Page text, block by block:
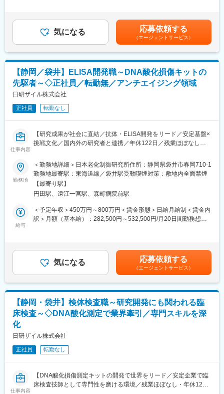
■当社について：
医療機関から依頼され1日30数万もの検体検査を手掛ける臨床検
査最大手企業です。全国の基幹病院やクリニック等医療機関より
お預かりする検査領域は4,000項目以上。臨床検査事業を中心に医
療の向上に努め特殊検査・研究検査までを網羅する総合ラボとし
て設立以来高い評価を得ています。
さらに、臨床検査事業の他にも医療情報システム事業（電子カル
テ）など「医療」×「情報」の未来を創る企業として人と健康に貢
・売掛金管理
・研究所で発生する費用処理
・備品や設備の発注・管理など総務業務
・給与計算、固定資産管理
・海外子会社の決算サポート
～こんな方におススメ！～
◇安定基盤で腰を据えて働きたい方
◇経理スキルを広げキャリアを積みたい方
◇社会貢献性ある事業を支えたい方
■組織構成
・事務：1名（補助）
・落ち着いた雰囲気で、協力体制が整った環境です。
■同ポジションの魅力：
◎働きやすい環境
ライフイベントとの両立も可能です。
◎スキルの幅を広げられる
1985年に創業し、日本老化制御研究所は世界に先駆け、DNA酸化
損傷測定キットの開発に成功。アンチエイジングなどの分野の研
究用試薬を開発、製造、販売しています。研究・生活・食品まで
幅広い事業を展開するアンテスグループの一員として、安定した
環境で腰を据えて働けます。
上下する可能性があります。月給(月額)は固定手当を含めた表記で
す。
気になる 応募依頼する
（エージェントサービス）
【静岡／袋井】ELISA開発職～DNA酸化損傷キットの
先駆者～◇正社員／転勤無／アンチエイジング領域
日研ザイル株式会社
正社員 転勤なし
仕事内容
【研究成果が社会に直結／抗体・ELISA開発をリード／安定基盤×
挑戦文化／国内外の研究者と連携／年休122日／残業ほぼなし】
～こんな方におススメ！～
◇研究成果で社会貢献を実感したい方
◇ELISA・抗体開発でスキルを磨きたい方
◇安定企業で腰を据えて働きたい方
■事業内容
「健康貢献」を理念に、老化制御の研究を推進。
ープの一員として、国内外の研究者と連携しながら健康長寿社会
の実現を目指します。
します。研究と製品開発の両軸で科学的知見を深められるポジシ
ョンです。
◎業務詳細
・抗体関連原料の管理・調達・品質管理
・研究用試薬の製造・検証プロセスへの参画
・部署人数：約10名（研究職中心）
勤務地
＜勤務地詳細＞日本老化制御研究所住所：静岡県袋井市春岡710-1
勤務地最寄駅：東海道線／袋井駅受動喫煙対策：敷地内全面禁煙
【最寄り駅】
円田駅、遠江一宮駅、森町病院前駅
給与
＜予定年収＞450万円～800万円＜賃金形態＞日給月給制＜賃金内
訳＞月額（基本給）：282,500円～532,500円/月20日間勤務想定
金額であり、選考を通じて上下する可能性があります。月給(月額)
は固定手当を含めた表記です。
気になる 応募依頼する
（エージェントサービス）
【静岡・袋井】検体検査職～研究開発にも関われる臨
床検査～◇DNA酸化測定で業界牽引／専門スキルを深
化
日研ザイル株式会社
正社員 転勤なし
仕事内容
【DNA酸化損傷測定キットの開発で世界をリード／安定企業で臨
床検査技師として専門性を磨ける環境／残業ほぼなし・年休122